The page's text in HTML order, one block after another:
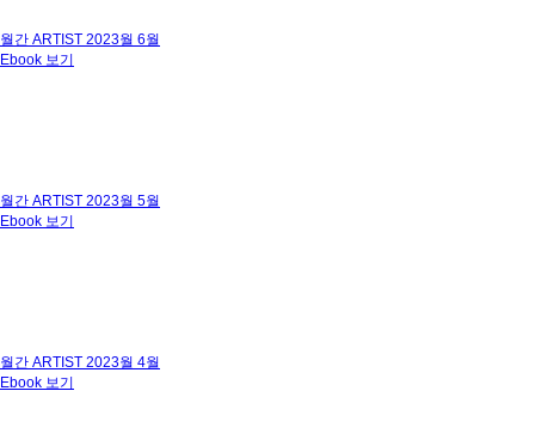
월간 ARTIST 2023월 6월
Ebook 보기
월간 ARTIST 2023월 5월
Ebook 보기
월간 ARTIST 2023월 4월
Ebook 보기